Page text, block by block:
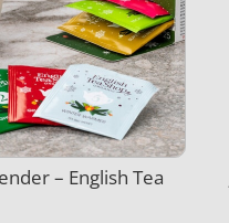
– English Tea